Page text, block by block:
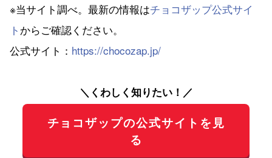
※当サイト調べ。最新の情報はチョコザップ公式サイ
ト からご確認ください。
公式サイト： https://chocozap.jp/
＼くわしく知りたい！／
チョコザップの公式サイトを見
る